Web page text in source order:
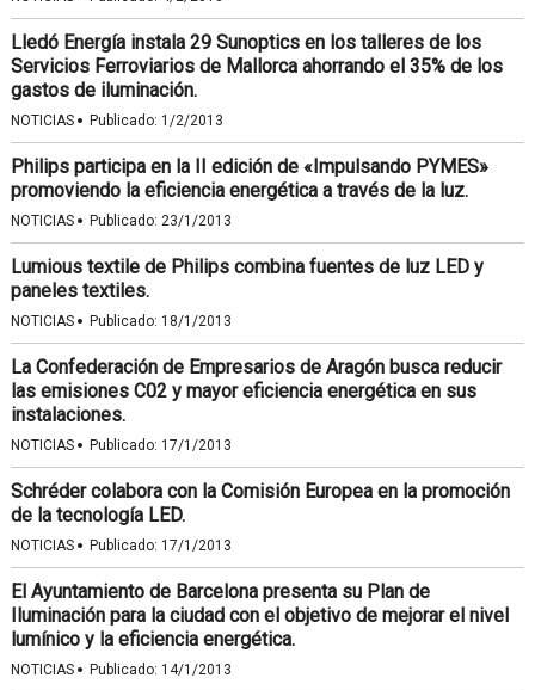
Lledó Energía instala 29 Sunoptics en los talleres de los
Servicios Ferroviarios de Mallorca ahorrando el 35% de los
gastos de iluminación.
NOTICIAS · Publicado: 1/2/2013
Philips participa en la II edición de «Impulsando PYMES»
promoviendo la eficiencia energética a través de la luz.
NOTICIAS · Publicado: 23/1/2013
Lumious textile de Philips combina fuentes de luz LED y
paneles textiles.
NOTICIAS · Publicado: 18/1/2013
La Confederación de Empresarios de Aragón busca reducir
las emisiones C02 y mayor eficiencia energética en sus
instalaciones.
NOTICIAS · Publicado: 17/1/2013
Schréder colabora con la Comisión Europea en la promoción
de la tecnología LED.
NOTICIAS · Publicado: 17/1/2013
El Ayuntamiento de Barcelona presenta su Plan de
Iluminación para la ciudad con el objetivo de mejorar el nivel
lumínico y la eficiencia energética.
NOTICIAS · Publicado: 14/1/2013